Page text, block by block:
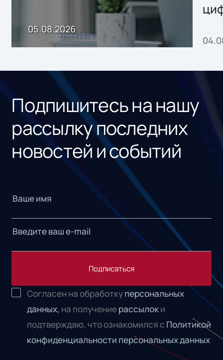
05.08.2026
Подпишитесь на нашу
рассылку последних
новостей и событий
Подписаться
Согласен на обработкуперсональных
данных, на получениерассылоки
подтверждаю, что ознакомился с Политикой
конфиденциальности персональных данных